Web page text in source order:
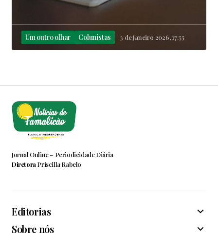
Um outro olhar Colunistas 3 de Janeiro 2026, 17:55
Jornal Online – Periodicidade Diária
Diretora Priscilla Rabelo
Editorias
Sobre nós